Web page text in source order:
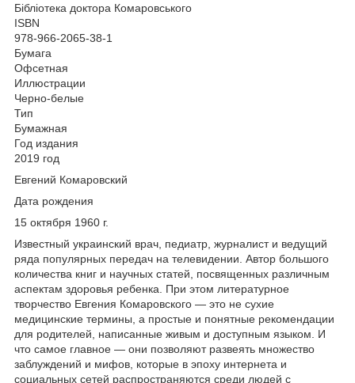
Бібліотека доктора Комаровського
ISBN
978-966-2065-38-1
Бумага
Офсетная
Иллюстрации
Черно-белые
Тип
Бумажная
Год издания
2019 год
Евгений Комаровский
Дата рождения
15 октября 1960 г.
Известный украинский врач, педиатр, журналист и ведущий
ряда популярных передач на телевидении. Автор большого
количества книг и научных статей, посвященных различным
аспектам здоровья ребенка. При этом литературное
творчество Евгения Комаровского — это не сухие
медицинские термины, а простые и понятные рекомендации
для родителей, написанные живым и доступным языком. И
что самое главное — они позволяют развеять множество
заблуждений и мифов, которые в эпоху интернета и
социальных сетей распространяются среди людей с